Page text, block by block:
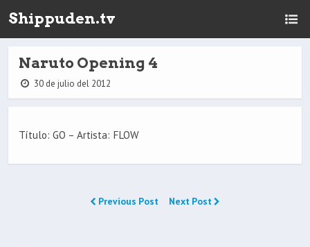
Shippuden.tv
Naruto Opening 4
30 de julio del 2012
Título: GO – Artista: FLOW
Previous Post Next Post